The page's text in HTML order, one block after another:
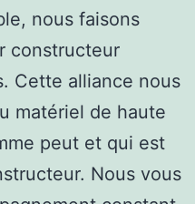
nous faisons
constructeur
Cette alliance nous
matériel de haute
peut et qui est
Nous vous